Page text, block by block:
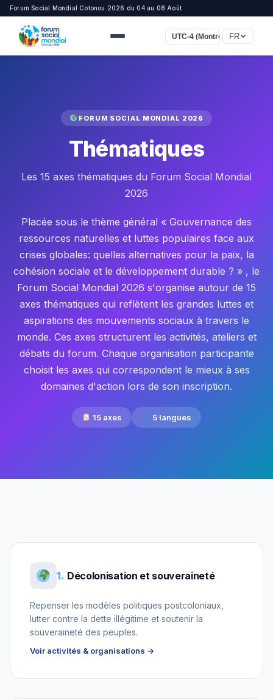
Forum Social Mondial Cotonou 2026 du 04 au 08 Août
UTC-4 (Montréal, New York)
FR
FORUM SOCIAL MONDIAL 2026
Thématiques
Les 15 axes thématiques du Forum Social Mondial
2026
Placée sous le thème général « Gouvernance des
ressources naturelles et luttes populaires face aux
crises globales: quelles alternatives pour la paix, la
cohésion sociale et le développement durable ? » , le
Forum Social Mondial 2026 s'organise autour de 15
axes thématiques qui reflètent les grandes luttes et
aspirations des mouvements sociaux à travers le
monde. Ces axes structurent les activités, ateliers et
débats du forum. Chaque organisation participante
choisit les axes qui correspondent le mieux à ses
domaines d'action lors de son inscription.
15 axes 5 langues
1. Décolonisation et souveraineté
Repenser les modèles politiques postcoloniaux,
lutter contre la dette illégitime et soutenir la
souveraineté des peuples.
Voir activités & organisations →